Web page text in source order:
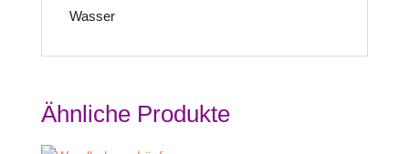
Wasser
Ähnliche Produkte